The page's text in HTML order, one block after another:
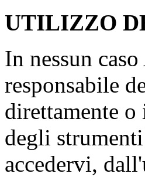
UTILIZZO
In nessun
responsabile
direttamente
degli
accedervi,